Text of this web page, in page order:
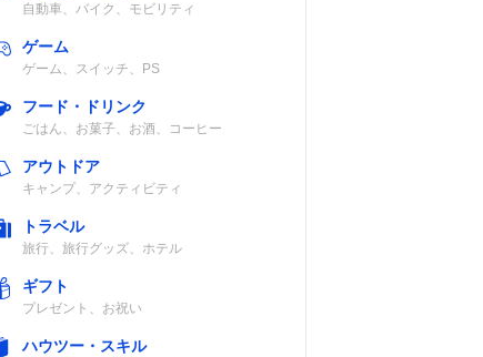
自動車、バイク、モビリティ
ゲーム
ゲーム、スイッチ、PS
フード・ドリンク
ごはん、お菓子、お酒、コーヒー
アウトドア
キャンプ、アクティビティ
トラベル
旅行、旅行グッズ、ホテル
ギフト
プレゼント、お祝い
ハウツー・スキル